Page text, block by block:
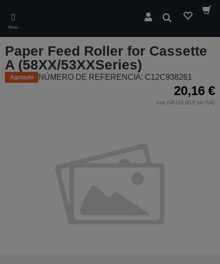
main
content
Menú
Buscar
Paper Feed Roller for Cassette
A (58XX/53XXSeries)
Agotado NÚMERO DE REFERENCIA: C12C938261
20,16 €
con IVA (16,66 € sin IVA)